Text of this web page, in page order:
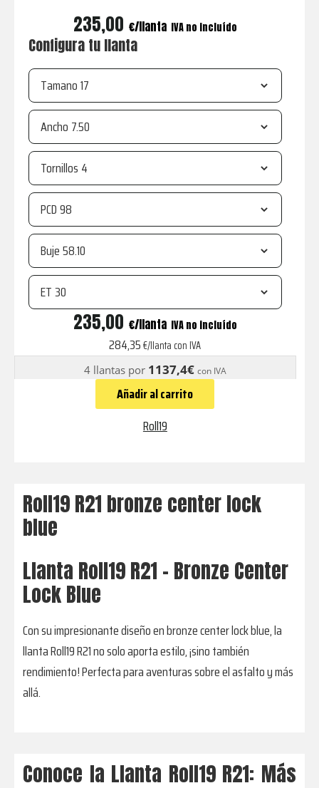
235,00 € IVA no incluído
Configura tu llanta
Tamano
Ancho
Tornillos
PCD
Buje
ET
center
lock
235,00 € IVA no incluído
284,35€/llanta con IVA
4 llantas por 1137,4€ con IVA
Añadir al carrito
Roll19
Roll19 R21 bronze center lock
blue
Llanta Roll19 R21 - Bronze Center
Lock Blue
Con su impresionante diseño en bronze center lock blue, la
llanta Roll19 R21 no solo aporta estilo, ¡sino también
rendimiento! Perfecta para aventuras sobre el asfalto y más
allá.
Conoce la Llanta Roll19 R21: Más